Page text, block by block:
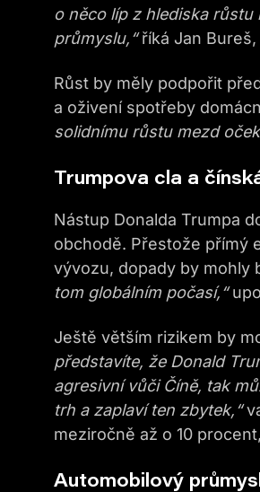
o něco líp z hlediska
průmyslu,“říká Jan
Růst by měly podpořit
a oživení spotřeby
solidnímu růstu mezd
Trumpova cla a
Nástup Donalda Trumpa
obchodě. Přestože přímý
vývozu, dopady by mohly
tom globálním počasí,“
Ještě větším rizikem by
představíte, že Donald
agresivní vůči Číně, tak
trh a zaplaví ten zbytek,“
meziročně až o 10
Automobilový